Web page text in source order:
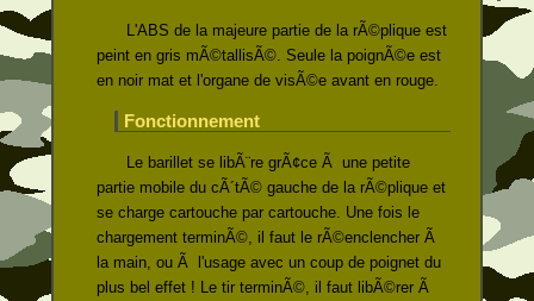
L'ABS de la majeure partie de la rÃ©plique est
peint en gris mÃ©tallisÃ©. Seule la poignÃ©e est
en noir mat et l'organe de visÃ©e avant en rouge.
Fonctionnement
Le barillet se libÃ¨re grÃ¢ce Ã une petite
partie mobile du cÃ´tÃ© gauche de la rÃ©plique et
se charge cartouche par cartouche. Une fois le
chargement terminÃ©, il faut le rÃ©enclencher Ã
la main, ou Ã l'usage avec un coup de poignet du
plus bel effet ! Le tir terminÃ©, il faut libÃ©rer Ã